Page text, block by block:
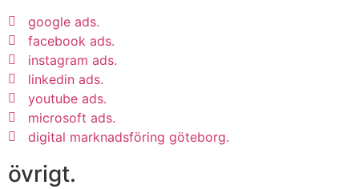
google ads.
facebook ads.
instagram ads.
linkedin ads.
youtube ads.
microsoft ads.
digital marknadsföring göteborg.
övrigt.